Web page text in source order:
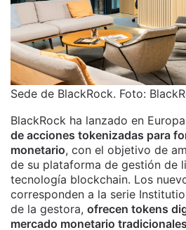
Sede de BlackRock. Foto:
BlackRock ha lanzado en Europa
de acciones tokenizadas para
monetario, con el objetivo de
de su plataforma de gestión de
tecnología blockchain. Los
corresponden a la serie
de la gestora, ofrecen tokens
mercado monetario